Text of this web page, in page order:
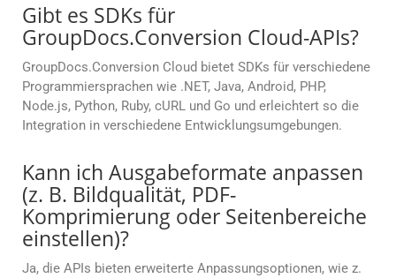
Gibt es SDKs für
GroupDocs.Conversion Cloud-APIs?
GroupDocs.Conversion Cloud bietet SDKs für verschiedene
Programmiersprachen wie .NET, Java, Android, PHP,
Node.js, Python, Ruby, cURL und Go und erleichtert so die
Integration in verschiedene Entwicklungsumgebungen.
Kann ich Ausgabeformate anpassen
(z. B. Bildqualität, PDF-
Komprimierung oder Seitenbereiche
einstellen)?
Ja, die APIs bieten erweiterte Anpassungsoptionen, wie z.